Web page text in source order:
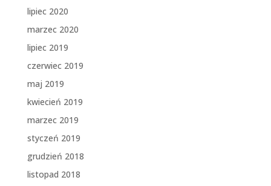
lipiec 2020
marzec 2020
lipiec 2019
czerwiec 2019
maj 2019
kwiecień 2019
marzec 2019
styczeń 2019
grudzień 2018
listopad 2018